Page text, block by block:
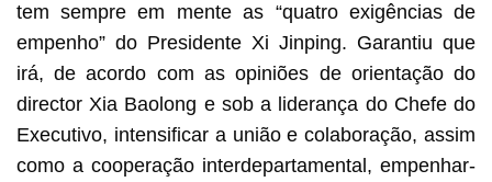
tem sempre em mente as “quatro exigências de
empenho” do Presidente Xi Jinping. Garantiu que
irá, de acordo com as opiniões de orientação do
director Xia Baolong e sob a liderança do Chefe do
Executivo, intensificar a união e colaboração, assim
como a cooperação interdepartamental, empenhar-